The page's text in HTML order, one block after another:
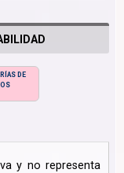
DE
y no representa